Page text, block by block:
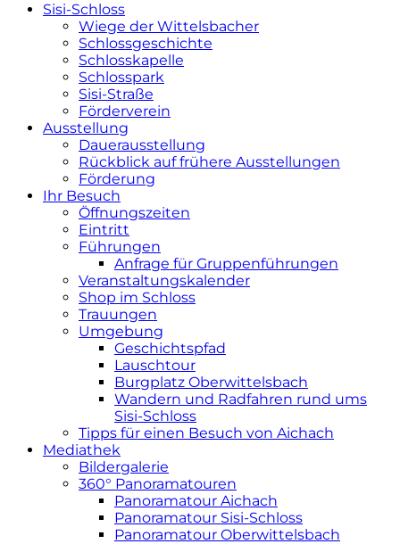
Sisi-Schloss
Wiege der Wittelsbacher
Schlossgeschichte
Schlosskapelle
Schlosspark
Sisi-Straße
Förderverein
Ausstellung
Dauerausstellung
Rückblick auf frühere Ausstellungen
Förderung
Ihr Besuch
Öffnungszeiten
Eintritt
Führungen
Anfrage für Gruppenführungen
Veranstaltungskalender
Shop im Schloss
Trauungen
Umgebung
Geschichtspfad
Lauschtour
Burgplatz Oberwittelsbach
Wandern und Radfahren rund ums
Sisi-Schloss
Tipps für einen Besuch von Aichach
Mediathek
Bildergalerie
360° Panoramatouren
Panoramatour Aichach
Panoramatour Sisi-Schloss
Panoramatour Oberwittelsbach